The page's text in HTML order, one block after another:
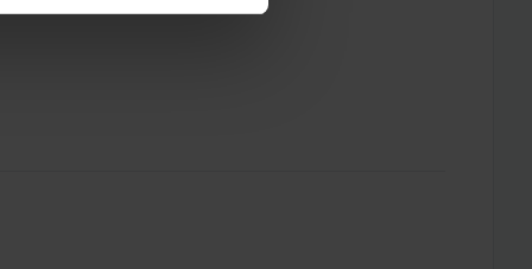
Rahmen Ihrer Nutzung